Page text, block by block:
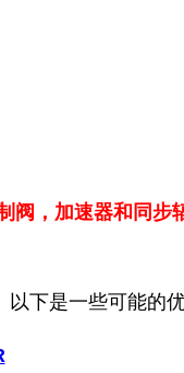
，加速器和同
下是一些可能的优